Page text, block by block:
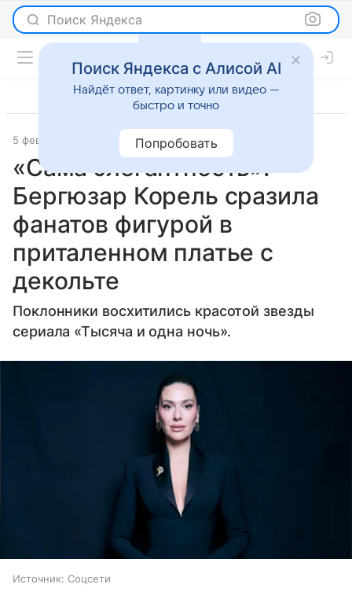
Поиск Яндекса
5 февраля 2026 [KZ] Nur.kz Светская жизнь
«Сама элегантность»:
Бергюзар Корель сразила
фанатов фигурой в
приталенном платье с
декольте
Поклонники восхитились красотой звезды
сериала «Тысяча и одна ночь».
Источник: Соцсети
Поиск Яндекса с Алисой AI
Найдёт ответ, картинку или видео —
быстро и точно
Попробовать